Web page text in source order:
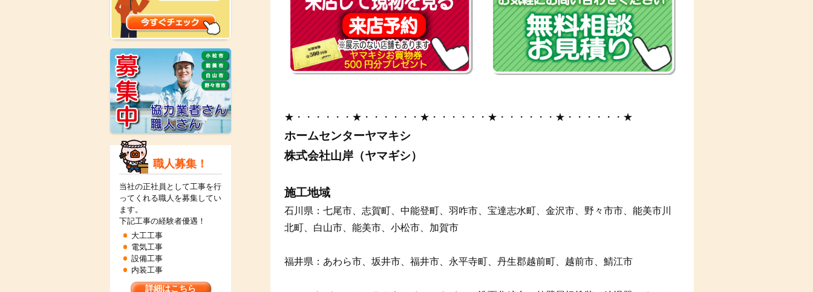
★・・・・・・★・・・・・・★・・・・・・★・・・・・・★・・・・・・★
ホームセンターヤマキシ
株式会社山岸（ヤマギシ）
施工地域
石川県：七尾市、志賀町、中能登町、羽咋市、宝達志水町、金沢市、野々市市、能美市川
北町、白山市、能美市、小松市、加賀市
福井県：あわら市、坂井市、福井市、永平寺町、丹生郡越前町、越前市、鯖江市
金沢田上店
職人募集！
当社の正社員として工事を行
ってくれる職人を募集してい
ます。
下記工事の経験者優遇！
大工工事
電気工事
設備工事
内装工事
詳細はこちら